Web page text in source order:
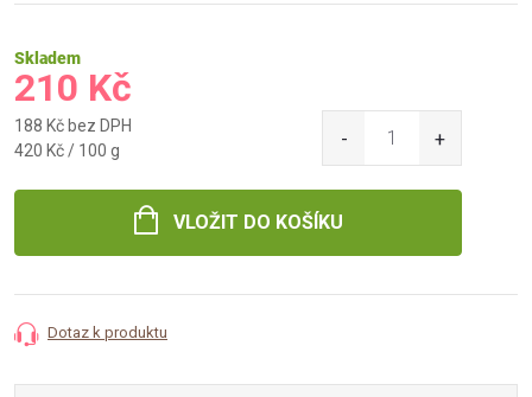
Skladem
210 Kč
188 Kč bez DPH
Měrná
420 Kč / 100 g
VLOŽIT DO KOŠÍKU
Dotaz k produktu